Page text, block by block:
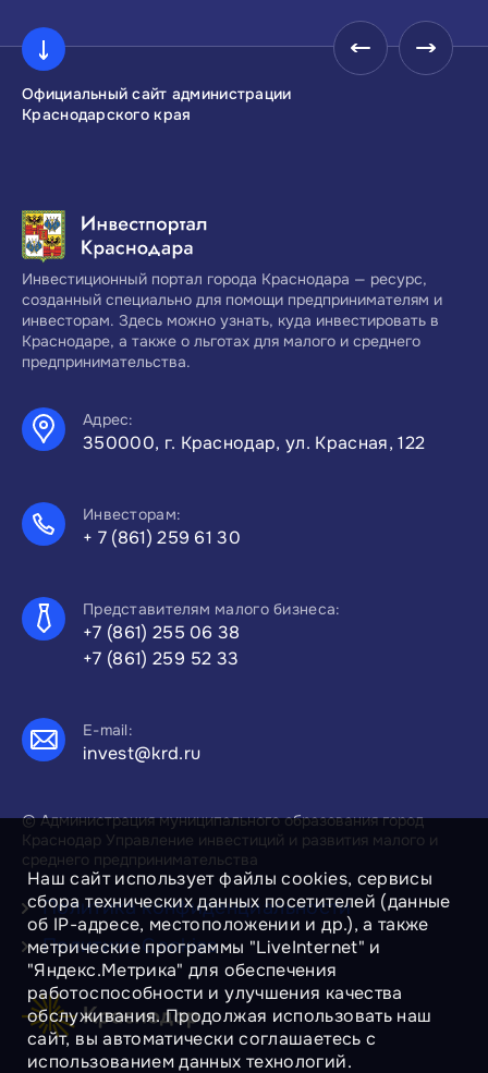
Официальный сайт администрации
Краснодарского края
Инвестиционный портал города Краснодара — ресурс,
созданный специально для помощи предпринимателям и
инвесторам. Здесь можно узнать, куда инвестировать в
Краснодаре, а также о льготах для малого и среднего
предпринимательства.
Адрес:
350000, г. Краснодар, ул. Красная, 122
Инвесторам:
+ 7 (861) 259 61 30
Представителям малого бизнеса:
+7 (861) 255 06 38
+7 (861) 259 52 33
E-mail:
invest@krd.ru
© Администрация муниципального образования город
Краснодар Управление инвестиций и развития малого и
среднего предпринимательства
Политика конфиденциальности
Политика Cookies
Наш сайт использует файлы cookies, сервисы
сбора технических данных посетителей (данные
об IP-адресе, местоположении и др.), а также
метрические программы "LiveInternet" и
"Яндекс.Метрика" для обеспечения
работоспособности и улучшения качества
обслуживания. Продолжая использовать наш
сайт, вы автоматически соглашаетесь с
использованием данных технологий.